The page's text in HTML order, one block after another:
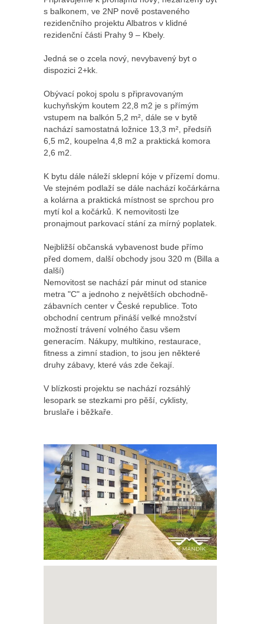
s balkonem, ve 2NP nově postaveného
rezidenčního projektu Albatros v klidné
rezidenční části Prahy 9 – Kbely.
Jedná se o zcela nový, nevybavený byt o
dispozici 2+kk.
Obývací pokoj spolu s připravovaným
kuchyňským koutem 22,8 m2 je s přímým
vstupem na balkón 5,2 m², dále se v bytě
nachází samostatná ložnice 13,3 m², předsíň
6,5 m2, koupelna 4,8 m2 a praktická komora
2,6 m2.
K bytu dále náleží sklepní kóje v přízemí domu.
Ve stejném podlaží se dále nachází kočárkárna
a kolárna a praktická místnost se sprchou pro
mytí kol a kočárků. K nemovitosti lze
pronajmout parkovací stání za mírný poplatek.
Nejbližší občanská vybavenost bude přímo
před domem, další obchody jsou 320 m (Billa a
další)
Nemovitost se nachází pár minut od stanice
metra "C" a jednoho z největších obchodně-
zábavních center v České republice. Toto
obchodní centrum přináší velké množství
možností trávení volného času všem
generacím. Nákupy, multikino, restaurace,
fitness a zimní stadion, to jsou jen některé
druhy zábavy, které vás zde čekají.
V blízkosti projektu se nachází rozsáhlý
lesopark se stezkami pro pěší, cyklisty,
bruslaře i běžkaře.